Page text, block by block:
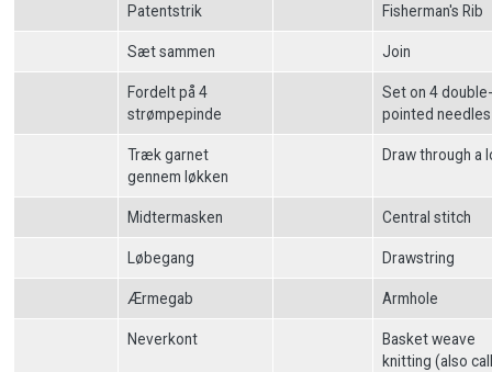
Patentstrik Fisherman's Rib
Sæt sammen Join
Fordelt på 4
strømpepinde
Set on 4 double-
pointed needles
Træk garnet
gennem løkken
Draw through a
Midtermasken Central stitch
Løbegang Drawstring
Ærmegab Armhole
Neverkont
Basket weave
knitting (also